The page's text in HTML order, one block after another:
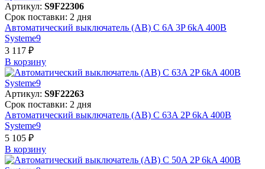
Артикул: S9F22306
Срок поставки: 2 дня
Автоматический выключатель (АВ) C 6A 3P 6kA 400В
Systeme9
3 117 ₽
В корзинy
Артикул: S9F22263
Срок поставки: 2 дня
Автоматический выключатель (АВ) C 63A 2P 6kA 400В
Systeme9
5 105 ₽
В корзинy